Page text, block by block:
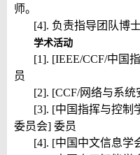
师。
[4]. 负责指导团队博
学术活动
[1]. [IEEE/CCF/中国
员
[2]. [CCF/网络与系
[3]. [中国指挥与控制
委员会] 委员
[4]. [中国中文信息学